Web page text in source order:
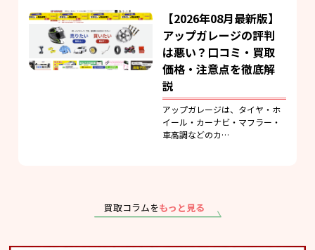
【2026年08月最新版】
アップガレージの評判
は悪い？口コミ・買取
価格・注意点を徹底解
説
アップガレージは、タイヤ・ホ
イール・カーナビ・マフラー・
車高調などのカ…
買取コラムをもっと見る